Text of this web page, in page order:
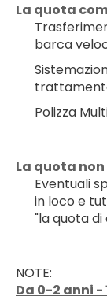
La quota
barca
Polizza
La quota
Eventuali
in loco e
"la quota di
NOTE:
Da 0-2 anni -